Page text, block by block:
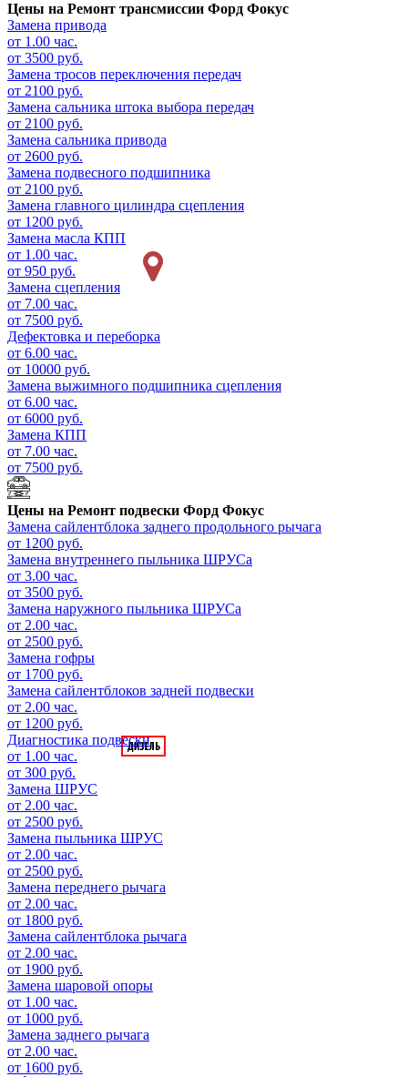
Цены на Ремонт трансмиссии Форд Фокус
Замена привода
от 1.00 час.
от 3500 руб.
Замена тросов переключения передач
от 2100 руб.
Замена сальника штока выбора передач
от 2100 руб.
Замена сальника привода
от 2600 руб.
Замена подвесного подшипника
от 2100 руб.
Замена главного цилиндра сцепления
от 1200 руб.
Замена масла КПП
от 1.00 час.
от 950 руб.
Замена сцепления
от 7.00 час.
от 7500 руб.
Дефектовка и переборка
от 6.00 час.
от 10000 руб.
Замена выжимного подшипника сцепления
от 6.00 час.
от 6000 руб.
Замена КПП
от 7.00 час.
от 7500 руб.
Цены на Ремонт подвески Форд Фокус
Замена сайлентблока заднего продольного рычага
от 1200 руб.
Замена внутреннего пыльника ШРУСа
от 3.00 час.
от 3500 руб.
Замена наружного пыльника ШРУСа
от 2.00 час.
от 2500 руб.
Замена гофры
от 1700 руб.
Замена сайлентблоков задней подвески
от 2.00 час.
от 1200 руб.
Диагностика подвески
от 1.00 час.
от 300 руб.
Замена ШРУС
от 2.00 час.
от 2500 руб.
Замена пыльника ШРУС
от 2.00 час.
от 2500 руб.
Замена переднего рычага
от 2.00 час.
от 1800 руб.
Замена сайлентблока рычага
от 2.00 час.
от 1900 руб.
Замена шаровой опоры
от 1.00 час.
от 1000 руб.
Замена заднего рычага
от 2.00 час.
от 1600 руб.